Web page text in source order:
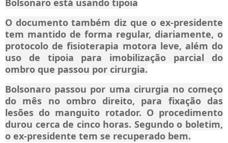
Bolsonaro está usando tipoia
O documento também diz que o ex-presidente
tem mantido de forma regular, diariamente, o
protocolo de fisioterapia motora leve, além do
uso de tipoia para imobilização parcial do
ombro que passou por cirurgia.
Bolsonaro passou por uma cirurgia no começo
do mês no ombro direito, para fixação das
lesões do manguito rotador. O procedimento
durou cerca de cinco horas. Segundo o boletim,
o ex-presidente tem se recuperado bem.